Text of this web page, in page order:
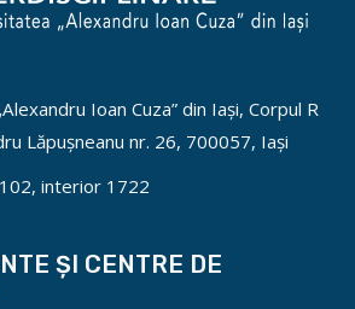
Ioan Cuza” din Iași, Corpul R
Lăpușneanu nr. 26, 700057, Iași
interior 1722
ȘI CENTRE DE